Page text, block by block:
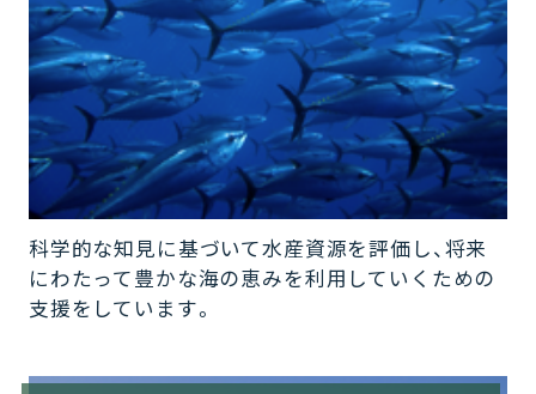
科学的な知見に基づいて水産資源を評価し、将来
にわたって豊かな海の恵みを利用していくための
支援をしています。